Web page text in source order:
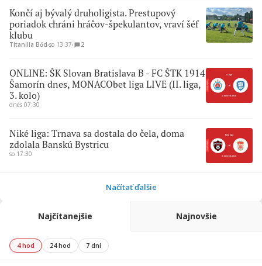
Končí aj bývalý druholigista. Prestupový
poriadok chráni hráčov-špekulantov, vraví šéf
klubu
Titanilla Bőd∙so 13:37∙ 2
ONLINE: ŠK Slovan Bratislava B - FC ŠTK 1914
Šamorín dnes, MONACObet liga LIVE (II. liga,
3. kolo)
dnes 07:30
Niké liga: Trnava sa dostala do čela, doma
zdolala Banskú Bystricu
so 17:30
Načítať ďalšie
Najčítanejšie Najnovšie
4 hod 24 hod 7 dní